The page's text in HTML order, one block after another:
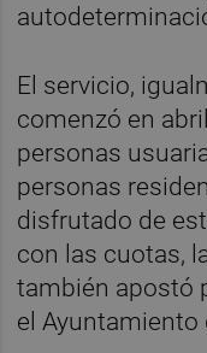
El servicio,
comenzó en
personas
personas
disfrutado de
con las cuotas,
también apostó
el Ayuntamiento